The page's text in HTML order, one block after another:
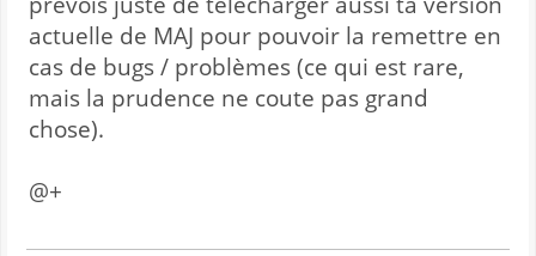
actuelle de MAJ pour pouvoir la remettre en
cas de bugs / problèmes (ce qui est rare,
mais la prudence ne coute pas grand
chose).
@+